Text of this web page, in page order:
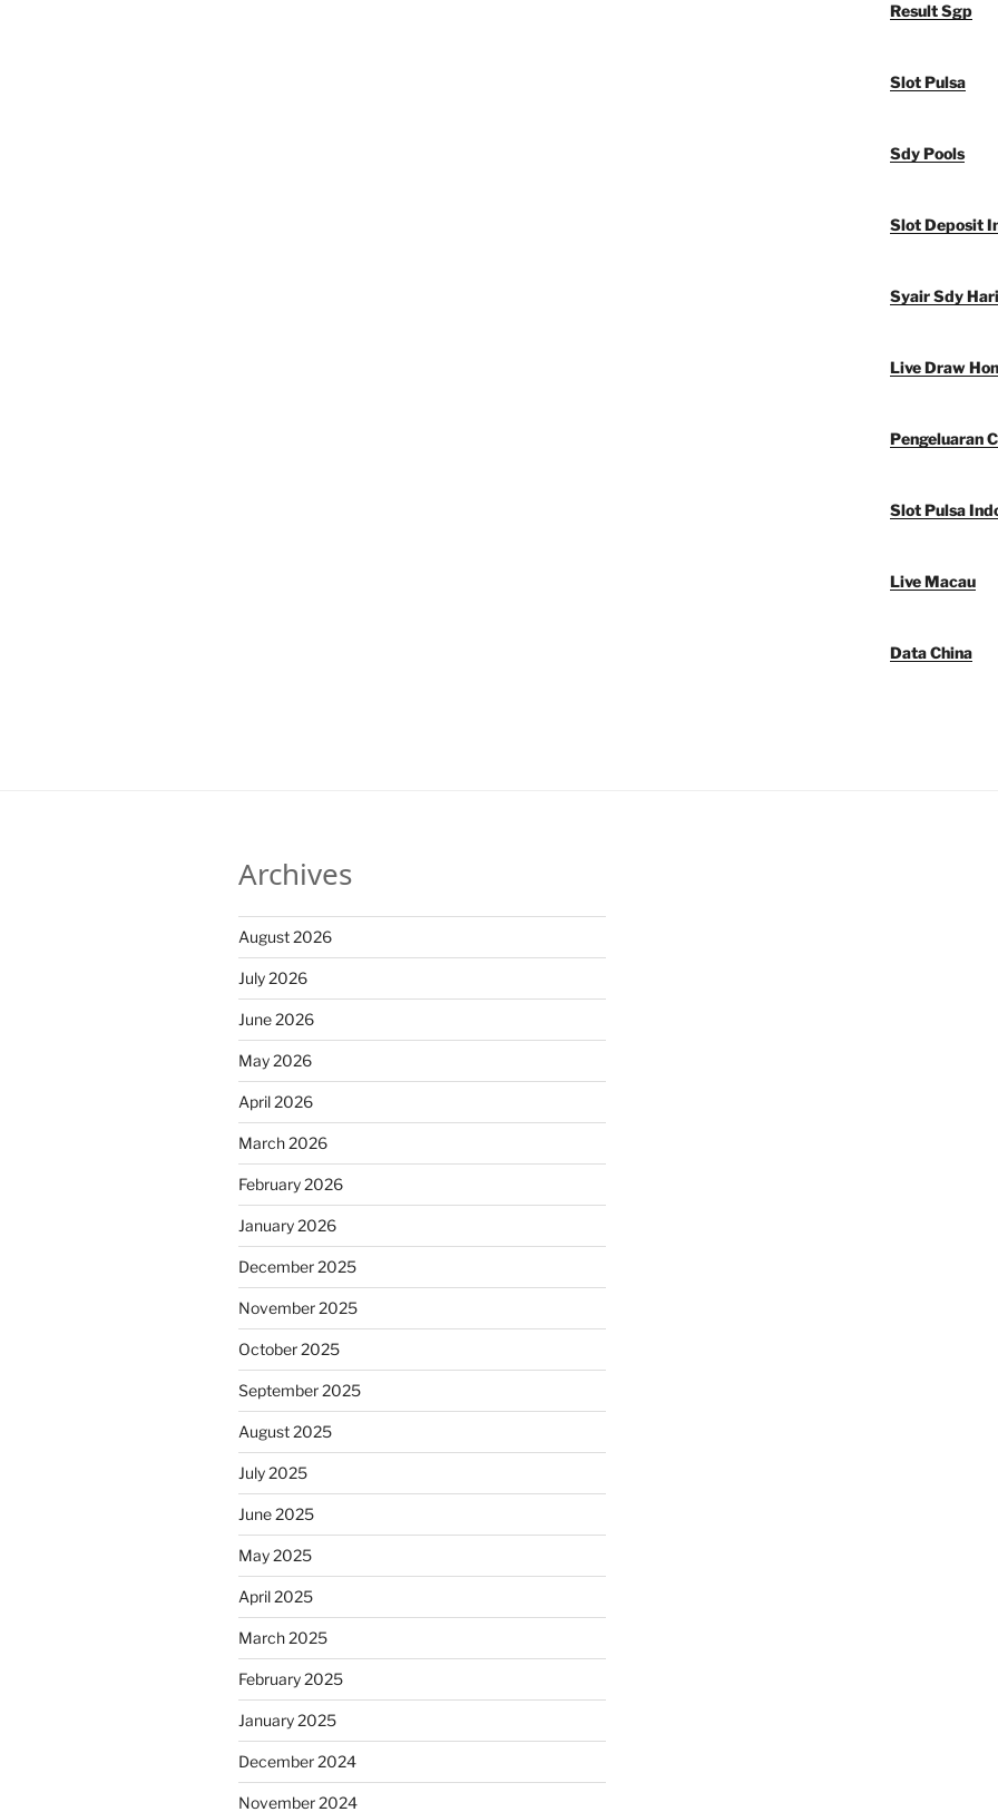
Result Sgp
Slot Pulsa
Sdy Pools
Slot Deposit
Syair Sdy
Live Draw
Pengeluaran
Slot Pulsa
Live Macau
Data China
Archives
August 2026
July 2026
June 2026
May 2026
April 2026
March 2026
February 2026
January 2026
December 2025
November 2025
October 2025
September 2025
August 2025
July 2025
June 2025
May 2025
April 2025
March 2025
February 2025
January 2025
December 2024
November 2024